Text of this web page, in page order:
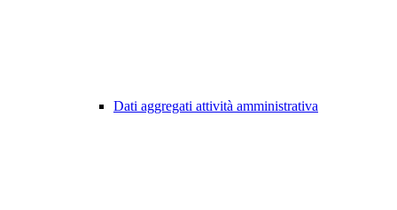
Dati aggregati attività amministrativa